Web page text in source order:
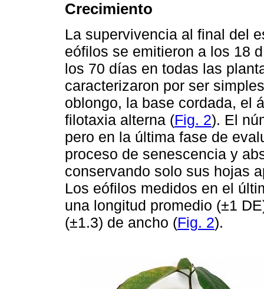
Crecimiento
La supervivencia al final del
eófilos se emitieron a los 18
los 70 días en todas las
caracterizaron por ser
oblongo, la base cordada, el
filotaxia alterna (Fig. 2). El
pero en la última fase de
proceso de senescencia y
conservando solo sus hojas
Los eófilos medidos en el
una longitud promedio (±1
(±1.3) de ancho (Fig. 2).